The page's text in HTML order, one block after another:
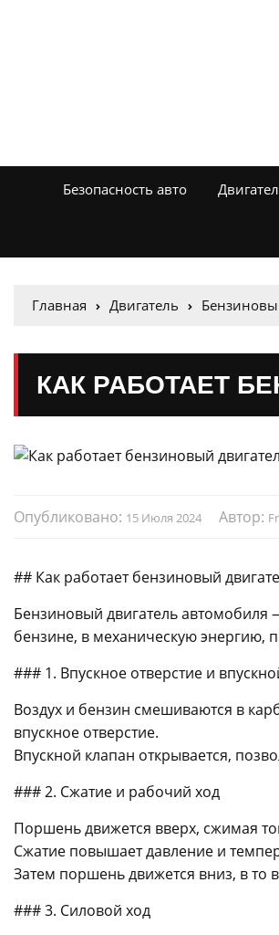
Безопасность авто
Главная Двигатель
КАК РАБОТАЕТ
Опубликовано: 15 Июля 2024 Автор:
## Как работает бензиновый
Бензиновый двигатель автомобиля
бензине, в механическую энергию,
### 1. Впускное отверстие и
Воздух и бензин смешиваются в
впускное отверстие.
Впускной клапан открывается,
### 2. Сжатие и рабочий ход
Поршень движется вверх, сжимая
Сжатие повышает давление и
Затем поршень движется вниз, в то
### 3. Силовой ход